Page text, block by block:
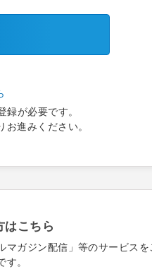
が必要です。
進みください。
はこちら
マガジン配信」等のサービス
。